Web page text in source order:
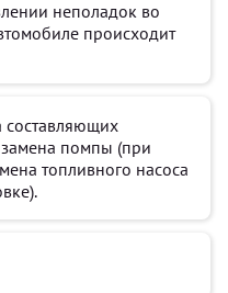
неполадок во
происходит
составляющих
замена помпы (при
топливного насоса